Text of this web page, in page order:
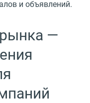
и объявлений.
—